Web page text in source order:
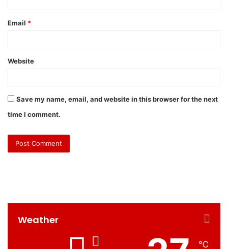
Email *
Website
Save my name, email, and website in this browser for the next
time I comment.
Weather
℃